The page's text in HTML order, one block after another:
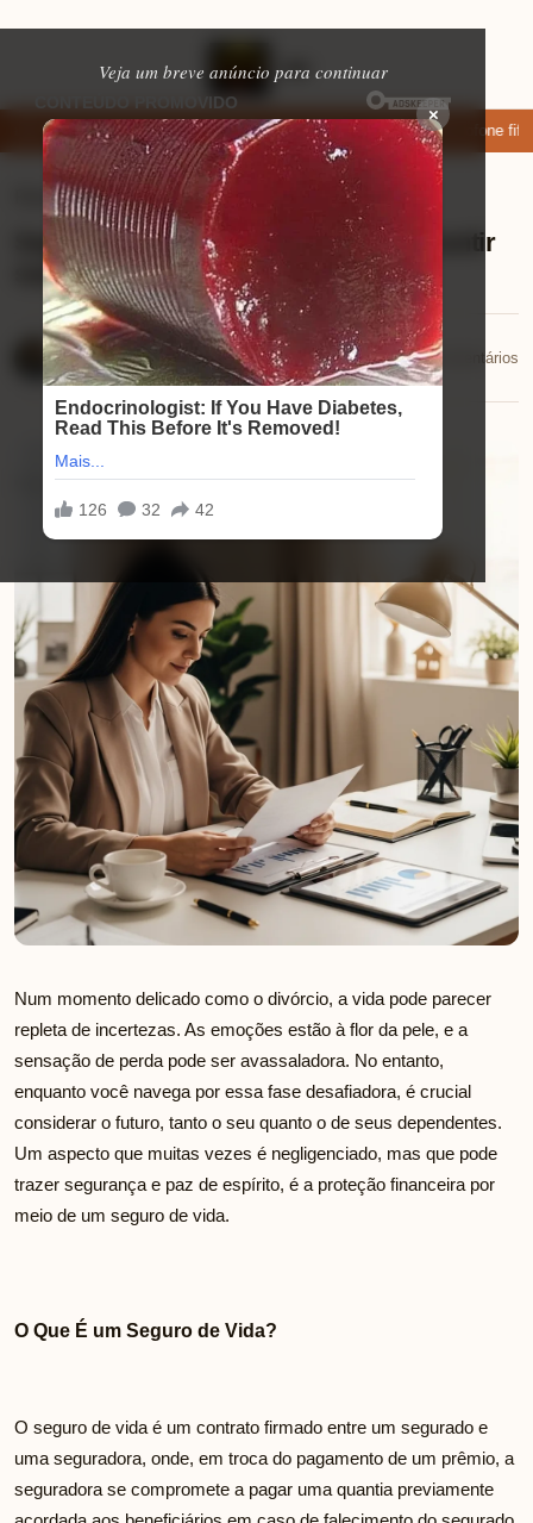
Veja um breve anúncio para continuar
×
apps de namoro que permitem enviar fotos e vídeos Microfone fifine
Ferramentas úteis ⏱ 5 min de leitura
Seguro para divorciados: Como garantir
sua proteção financeira em 2025
Lucas Andrade
17/10/2025
📅 17/10/2025💬 0 comentários
Num momento delicado como o divórcio, a vida pode parecer
repleta de incertezas. As emoções estão à flor da pele, e a
sensação de perda pode ser avassaladora. No entanto,
enquanto você navega por essa fase desafiadora, é crucial
considerar o futuro, tanto o seu quanto o de seus dependentes.
Um aspecto que muitas vezes é negligenciado, mas que pode
trazer segurança e paz de espírito, é a proteção financeira por
meio de um seguro de vida.
O Que É um Seguro de Vida?
O seguro de vida é um contrato firmado entre um segurado e
uma seguradora, onde, em troca do pagamento de um prêmio, a
seguradora se compromete a pagar uma quantia previamente